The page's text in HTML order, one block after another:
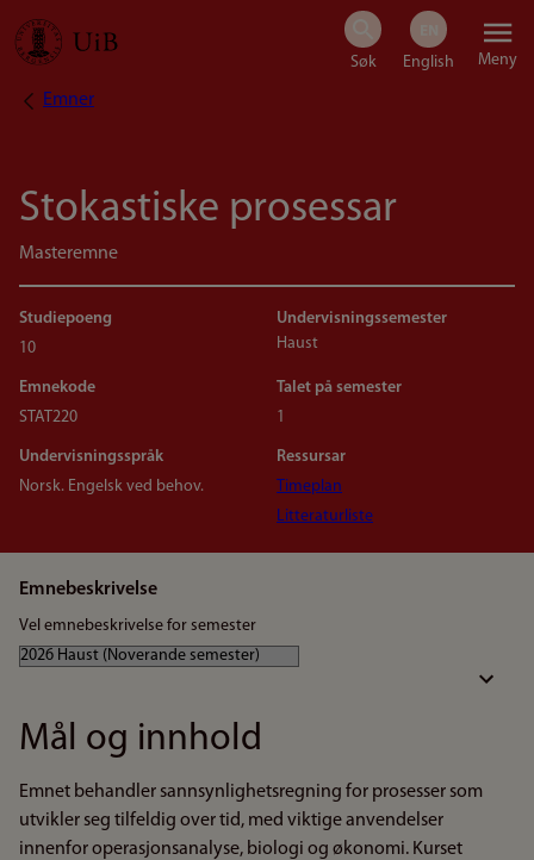
Hopp
Meny
Navigasjonssti
Emner
Stokastiske prosessar
Masteremne
Studiepoeng
10
Undervisningssemester
Haust
Emnekode
STAT220
Talet på semester
1
Undervisningsspråk
Norsk. Engelsk ved behov.
Ressursar
Timeplan
Litteraturliste
Emnebeskrivelse
Vel emnebeskrivelse for semester
Mål og innhold
Emnet behandler sannsynlighetsregning for prosesser som
utvikler seg tilfeldig over tid, med viktige anvendelser
innenfor operasjonsanalyse, biologi og økonomi. Kurset